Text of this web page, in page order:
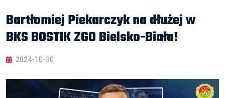
Bartłomiej Piekarczyk na dłużej w
BKS BOSTIK ZGO Bielsko-Biała!
2024-10-30